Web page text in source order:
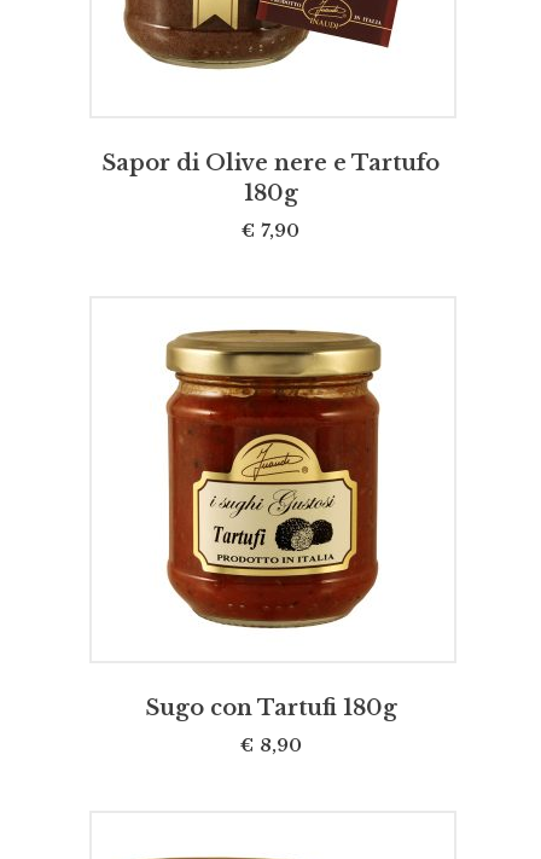
Sapor di Olive nere e Tartufo
180g
€ 7,90
AGGIUNGI AL CARRELLO
Sugo con Tartufi 180g
€ 8,90